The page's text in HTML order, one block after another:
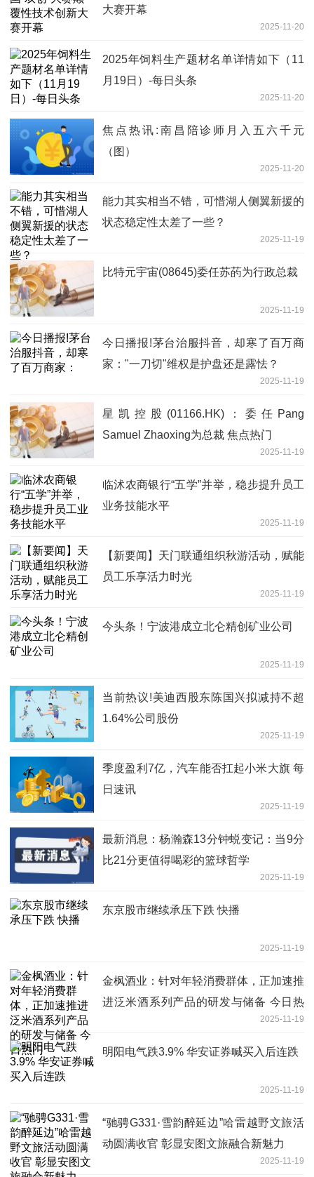
大赛开幕
2025-11-20
2025年饲料生产题材名单详情如下（11
月19日）-每日头条
2025-11-20
焦点热讯:南昌陪诊师月入五六千元
（图）
2025-11-20
能力其实相当不错，可惜湖人侧翼新援的
状态稳定性太差了一些？
2025-11-19
比特元宇宙(08645)委任苏菂为行政总裁
2025-11-19
今日播报!茅台治服抖音，却寒了百万商
家："一刀切"维权是护盘还是露怯？
2025-11-19
星凯控股(01166.HK)：委任Pang
Samuel Zhaoxing为总裁 焦点热门
2025-11-19
临沭农商银行“五学”并举，稳步提升员工
业务技能水平
2025-11-19
【新要闻】天门联通组织秋游活动，赋能
员工乐享活力时光
2025-11-19
今头条！宁波港成立北仑精创矿业公司
2025-11-19
当前热议!美迪西股东陈国兴拟减持不超
1.64%公司股份
2025-11-19
季度盈利7亿，汽车能否扛起小米大旗 每
日速讯
2025-11-19
最新消息：杨瀚森13分钟蜕变记：当9分
比21分更值得喝彩的篮球哲学
2025-11-19
东京股市继续承压下跌 快播
2025-11-19
金枫酒业：针对年轻消费群体，正加速推
进泛米酒系列产品的研发与储备 今日热
2025-11-19
明阳电气跌3.9% 华安证券喊买入后连跌
2025-11-19
“驰骋G331·雪韵醉延边”哈雷越野文旅活
动圆满收官 彰显安图文旅融合新魅力
2025-11-19